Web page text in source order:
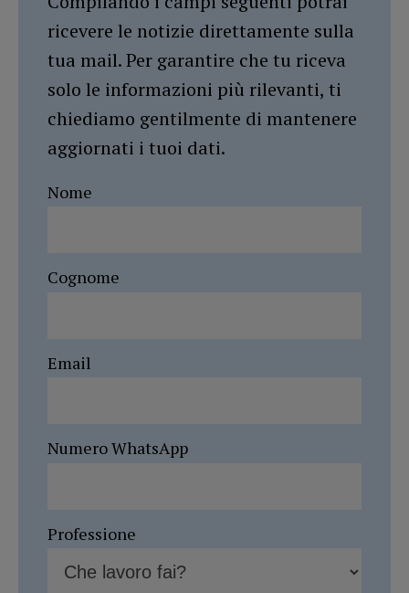
ricevere le notizie direttamente sulla
tua mail. Per garantire che tu riceva
solo le informazioni più rilevanti, ti
chiediamo gentilmente di mantenere
aggiornati i tuoi dati.
Nome
Cognome
Email
Numero WhatsApp
Professione